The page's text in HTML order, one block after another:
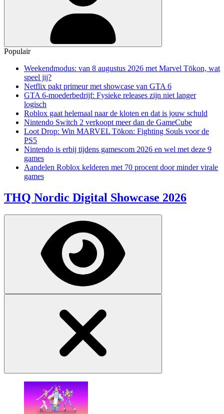
Populair
Weekendmodus: van 8 augustus 2026 met Marvel Tōkon, wat
speel jij?
Netflix pakt primeur met showcase van GTA 6
GTA 6-moederbedrijf: Fysieke releases zijn niet langer
logisch
Roblox gaat helemaal naar de kloten en dat is jouw schuld
Nintendo Switch 2 verkoopt meer dan de GameCube
Loot Drop: Win MARVEL Tōkon: Fighting Souls voor de
PS5
Nintendo is erbij tijdens gamescom 2026 en wel met deze 9
games
Aandelen Roblox kelderen met 70 procent door minder virale
games
THQ Nordic Digital Showcase 2026